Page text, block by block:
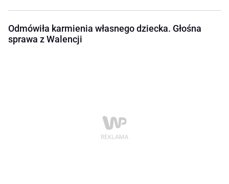
Odmówiła karmienia własnego dziecka. Głośna
sprawa z Walencji